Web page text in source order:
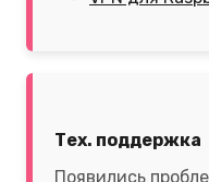
Тех. поддержка
Появились